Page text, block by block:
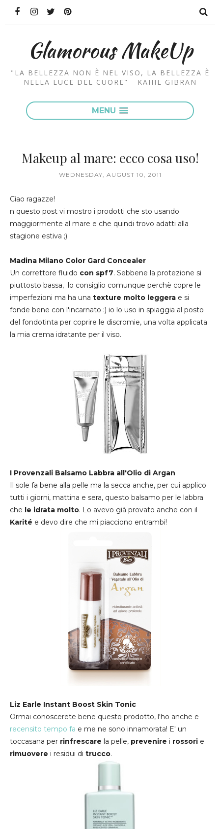
Glamorous MakeUp
"LA BELLEZZA NON È NEL VISO, LA BELLEZZA È
NELLA LUCE DEL CUORE" - KAHIL GIBRAN
MENU
Makeup al mare: ecco cosa uso!
WEDNESDAY, AUGUST 10, 2011
Ciao ragazze!
n questo post vi mostro i prodotti che sto usando
maggiormente al mare e che quindi trovo adatti alla
stagione estiva ;)
Madina Milano Color Gard Concealer
Un correttore fluido con spf7. Sebbene la protezione si
piuttosto bassa, lo consiglio comunque perchè copre le
imperfezioni ma ha una texture molto leggera e si
fonde bene con l'incarnato :) io lo uso in spiaggia al posto
del fondotinta per coprire le discromie, una volta applicata
la mia crema idratante per il viso.
I Provenzali Balsamo Labbra all'Olio di Argan
Il sole fa bene alla pelle ma la secca anche, per cui applico
tutti i giorni, mattina e sera, questo balsamo per le labbra
che le idrata molto. Lo avevo già provato anche con il
Karité e devo dire che mi piacciono entrambi!
Liz Earle Instant Boost Skin Tonic
Ormai conoscerete bene questo prodotto, l'ho anche e
recensito tempo fa e me ne sono innamorata! E' un
toccasana per rinfrescare la pelle, prevenire i rossori e
rimuovere i residui di trucco.